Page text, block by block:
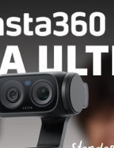
OBEN
SKU:
🔥